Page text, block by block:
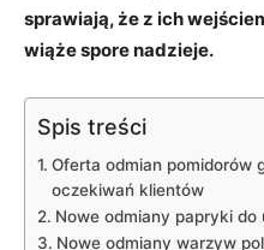
sprawiają, że z ich
wiąże spore nadzieje.
Spis treści
Oferta odmian pomidorów
oczekiwań klientów
Nowe odmiany papryki do
Nowe odmiany warzyw